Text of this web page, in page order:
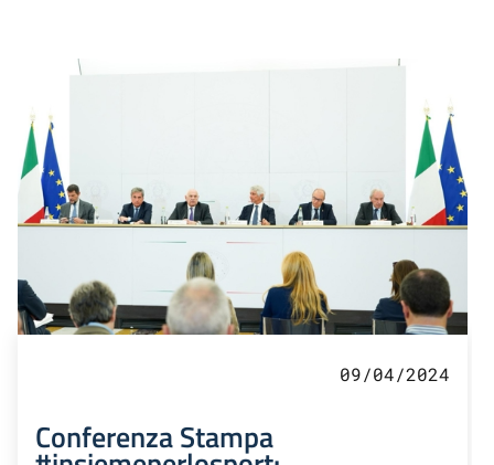
09/04/2024
Conferenza Stampa